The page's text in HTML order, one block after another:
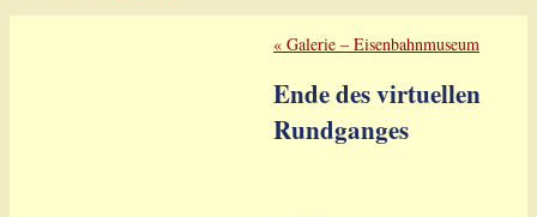
« Galerie – Eisenbahnmuseum
Ende des virtuellen
Rundganges